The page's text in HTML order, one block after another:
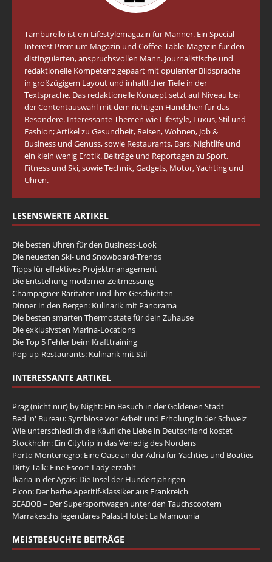
Tamburello ist ein Lifestylemagazin für Männer. Ein Special
Interest Premium Magazin und Coffee-Table-Magazin für den
distinguierten, anspruchsvollen Mann. Journalistische und
redaktionelle Kompetenz gepaart mit opulenter Bildsprache
in großzügigem Layout und inhaltlicher Tiefe in der
Textsprache. Das redaktionelle Konzept setzt auf Niveau bei
der Contentauswahl mit dem richtigen Händchen für das
Besondere. Interessante Themen wie Lifestyle, Luxus, Stil und
Fashion; Artikel zu Gesundheit, Reisen, Wohnen, Job &
Business und Genuss, sowie Restaurants, Bars, Nightlife und
ein klein wenig Erotik. Beiträge und Reportagen zu Sport,
Fitness und Ski, sowie Technik, Gadgets, Motor, Yachting und
Uhren.
LESENSWERTE ARTIKEL
Die besten Uhren für den Business-Look
Die neuesten Ski- und Snowboard-Trends
Tipps für effektives Projektmanagement
Die Entstehung moderner Zeitmessung
Champagner-Raritäten und ihre Geschichten
Dinner in den Bergen: Kulinarik mit Panorama
Die besten smarten Thermostate für dein Zuhause
Die exklusivsten Marina-Locations
Die Top 5 Fehler beim Krafttraining
Pop-up-Restaurants: Kulinarik mit Stil
INTERESSANTE ARTIKEL
Prag (nicht nur) by Night: Ein Besuch in der Goldenen Stadt
Bed 'n' Bureau: Symbiose von Arbeit und Erholung in der Schweiz
Wie unterschiedlich die Käufliche Liebe in Deutschland kostet
Stockholm: Ein Citytrip in das Venedig des Nordens
Porto Montenegro: Eine Oase an der Adria für Yachties und Boaties
Dirty Talk: Eine Escort-Lady erzählt
Ikaria in der Ägäis: Die Insel der Hundertjährigen
Picon: Der herbe Aperitif-Klassiker aus Frankreich
SEABOB – Der Supersportwagen unter den Tauchscootern
Marrakeschs legendäres Palast-Hotel: La Mamounia
MEISTBESUCHTE BEITRÄGE